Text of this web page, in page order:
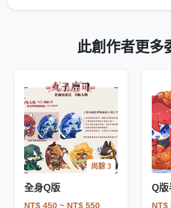
此創作者更多
尚餘 3
全身Q版
NT$ 450 ~ NT$ 550
Q版
NT$